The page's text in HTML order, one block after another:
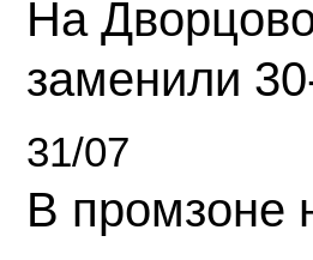
На
заменили
31/07
В промзоне